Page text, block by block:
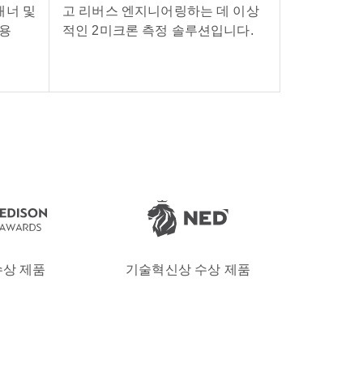
너 및
고 리버스 엔지니어링하는 데 이상
적인 2미크론 측정 솔루션입니다.
제품 기술혁신상 수상 제품